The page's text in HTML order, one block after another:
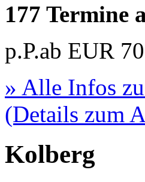
177 Termine
p.P.ab EUR
» Alle Infos zu
(Details zum
Kolberg